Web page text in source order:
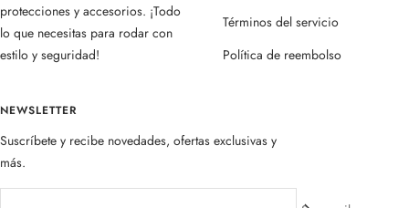
protecciones y accesorios. ¡Todo
lo que necesitas para rodar con
estilo y seguridad!
Términos del servicio
Política de reembolso
NEWSLETTER
Suscríbete y recibe novedades, ofertas exclusivas y
más.